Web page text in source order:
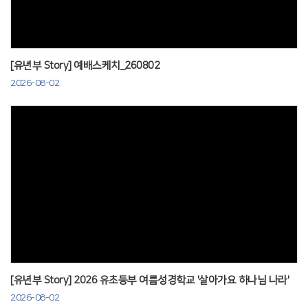
[유년부 Story] 예배스케치_260802
2026-08-02
[유년부 Story] 2026 유초등부 여름성경학교 '살아가요 하나님 나라'
2026-08-02